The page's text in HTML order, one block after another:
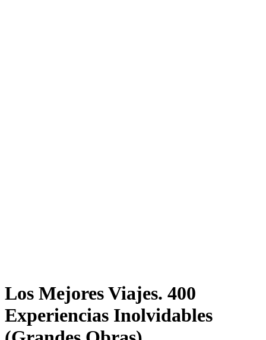
Los Mejores Viajes. 400
Experiencias Inolvidables